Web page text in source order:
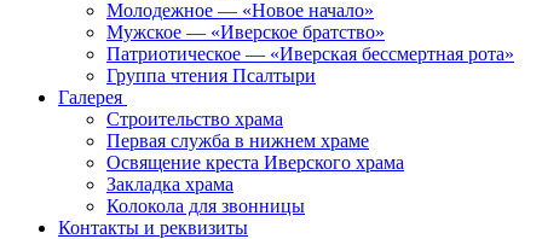
Молодежное — «Новое начало»
Мужское — «Иверское братство»
Патриотическое — «Иверская бессмертная рота»
Группа чтения Псалтыри
Галерея
Строительство храма
Первая служба в нижнем храме
Освящение креста Иверского храма
Закладка храма
Колокола для звонницы
Контакты и реквизиты